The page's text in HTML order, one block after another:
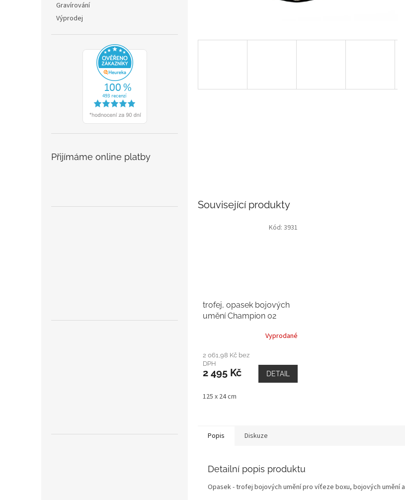
Gravírování
Výprodej
Přijímáme online platby
Související produkty
trofej, opasek bojových
umění Champion 02
Vyprodané
2 061,98 Kč bez
DPH
2 495 Kč DETAIL
125 x 24 cm
Kód: 3931
Popis Diskuze
Detailní popis produktu
Opasek - trofej bojových umění pro víťeze boxu, bojových umění